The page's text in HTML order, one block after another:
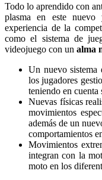
Todo lo aprendido con
plasma en este
experiencia de la
como el sistema de
videojuego con un alma
Un nuevo sistema
los jugadores
teniendo en cuenta
Nuevas físicas
movimientos
además de un
comportamientos
Movimientos
integran con la
moto en los